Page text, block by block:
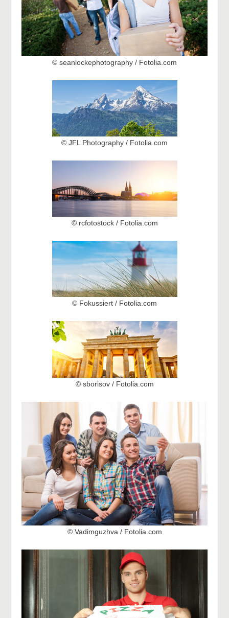
© seanlockephotography / Fotolia.com
© JFL Photography / Fotolia.com
© rcfotostock / Fotolia.com
© Fokussiert / Fotolia.com
© sborisov / Fotolia.com
© Vadimguzhva / Fotolia.com